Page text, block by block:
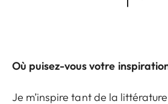
Où puisez-vous votre
Je m’inspire tant de la